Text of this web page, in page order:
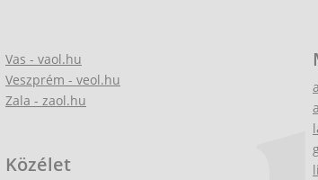
Vas - vaol.hu
Veszprém - veol.hu
Zala - zaol.hu
Közélet